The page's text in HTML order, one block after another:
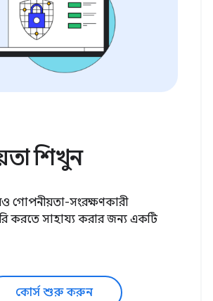
শিখুন
সংরক্ষণকারী
করতে সাহায্য করার জন্য একটি
কোর্স শুরু করুন